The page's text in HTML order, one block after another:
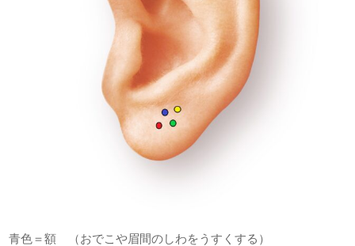
青色＝額 （おでこや眉間のしわをうすくする）